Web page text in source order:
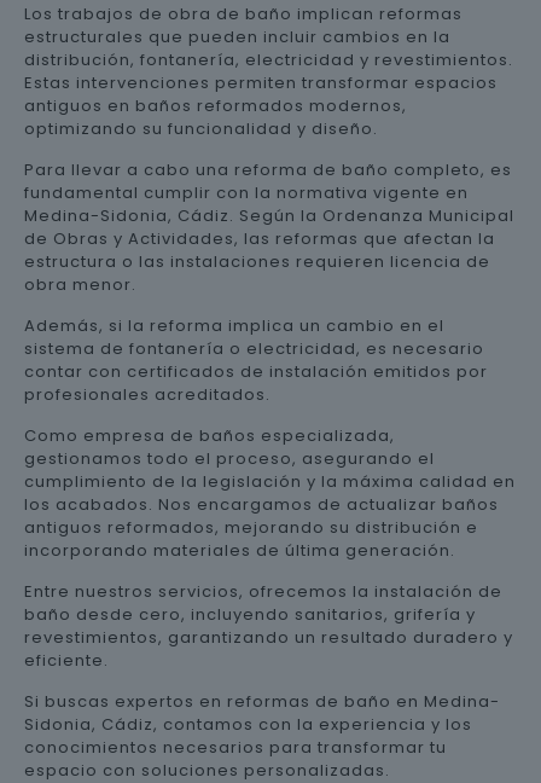
Los trabajos de obra de baño implican reformas
estructurales que pueden incluir cambios en la
distribución, fontanería, electricidad y revestimientos.
Estas intervenciones permiten transformar espacios
antiguos en baños reformados modernos,
optimizando su funcionalidad y diseño.
Para llevar a cabo una reforma de baño completo, es
fundamental cumplir con la normativa vigente en
Medina-Sidonia, Cádiz. Según la Ordenanza Municipal
de Obras y Actividades, las reformas que afectan la
estructura o las instalaciones requieren licencia de
obra menor.
Además, si la reforma implica un cambio en el
sistema de fontanería o electricidad, es necesario
contar con certificados de instalación emitidos por
profesionales acreditados.
Como empresa de baños especializada,
gestionamos todo el proceso, asegurando el
cumplimiento de la legislación y la máxima calidad en
los acabados. Nos encargamos de actualizar baños
antiguos reformados, mejorando su distribución e
incorporando materiales de última generación.
Entre nuestros servicios, ofrecemos la instalación de
baño desde cero, incluyendo sanitarios, grifería y
revestimientos, garantizando un resultado duradero y
eficiente.
Si buscas expertos en reformas de baño en Medina-
Sidonia, Cádiz, contamos con la experiencia y los
conocimientos necesarios para transformar tu
espacio con soluciones personalizadas.